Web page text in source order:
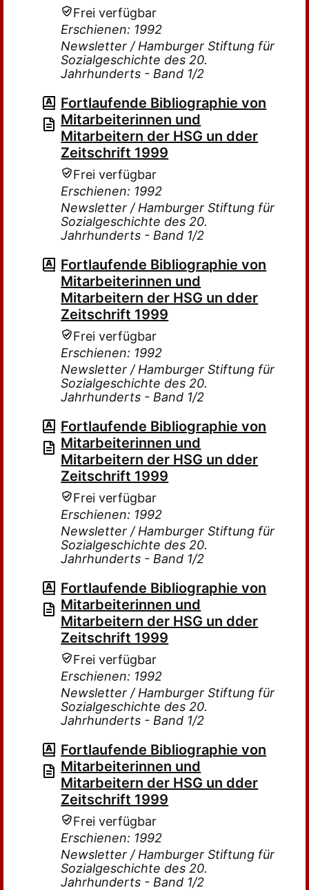
Frei verfügbar
Erschienen: 1992
Newsletter / Hamburger Stiftung für
Sozialgeschichte des 20.
Jahrhunderts - Band 1/2
Fortlaufende Bibliographie von
Mitarbeiterinnen und
Mitarbeitern der HSG un dder
Zeitschrift 1999
Frei verfügbar
Erschienen: 1992
Newsletter / Hamburger Stiftung für
Sozialgeschichte des 20.
Jahrhunderts - Band 1/2
Fortlaufende Bibliographie von
Mitarbeiterinnen und
Mitarbeitern der HSG un dder
Zeitschrift 1999
Frei verfügbar
Erschienen: 1992
Newsletter / Hamburger Stiftung für
Sozialgeschichte des 20.
Jahrhunderts - Band 1/2
Fortlaufende Bibliographie von
Mitarbeiterinnen und
Mitarbeitern der HSG un dder
Zeitschrift 1999
Frei verfügbar
Erschienen: 1992
Newsletter / Hamburger Stiftung für
Sozialgeschichte des 20.
Jahrhunderts - Band 1/2
Fortlaufende Bibliographie von
Mitarbeiterinnen und
Mitarbeitern der HSG un dder
Zeitschrift 1999
Frei verfügbar
Erschienen: 1992
Newsletter / Hamburger Stiftung für
Sozialgeschichte des 20.
Jahrhunderts - Band 1/2
Fortlaufende Bibliographie von
Mitarbeiterinnen und
Mitarbeitern der HSG un dder
Zeitschrift 1999
Frei verfügbar
Erschienen: 1992
Newsletter / Hamburger Stiftung für
Sozialgeschichte des 20.
Jahrhunderts - Band 1/2